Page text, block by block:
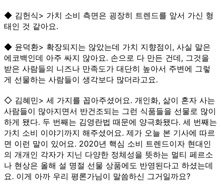
◆ 김헌식> 가치 소비 측면은 굉장히 트렌드를 앞서 가신 형
태인 것 같아요.
◆ 윤덕환> 확장되지는 않았는데 가치 지향점이, 사실 말은
에코백인데 아주 싸지 않아요. 손으로 다 만든 건데, 그것을
받은 사람들의 니즈나 만족도가 대단히 높아서 주변에 그렇
게 선물하는 사람들이 생각보다 많더라고요.
◇ 김혜민> 세 가지를 꼽아주셨어요. 개인화, 삶이 혼자 사는
사람들이 많아지면서 반건조되는 그런 식품들을 선물로 많이
하게 됐다. 두 번째는 김영란법 때문에 양극화됐다. 세 번째는
가치 소비 이야기까지 해주셨어요. 제가 오늘 본 기사에 따르
면 이런 말이 있어요. 2020년 핵심 소비 트렌드이자 현대인
의 개개인 각자가 지닌 다양한 정체성을 뜻하는 멀티 페르소
나 현상은 올해 설 명절 선물 상품에도 반영된다고 하셨는데
요. 이게 아까 우리 평론가님이 말씀하신 그거일까요?